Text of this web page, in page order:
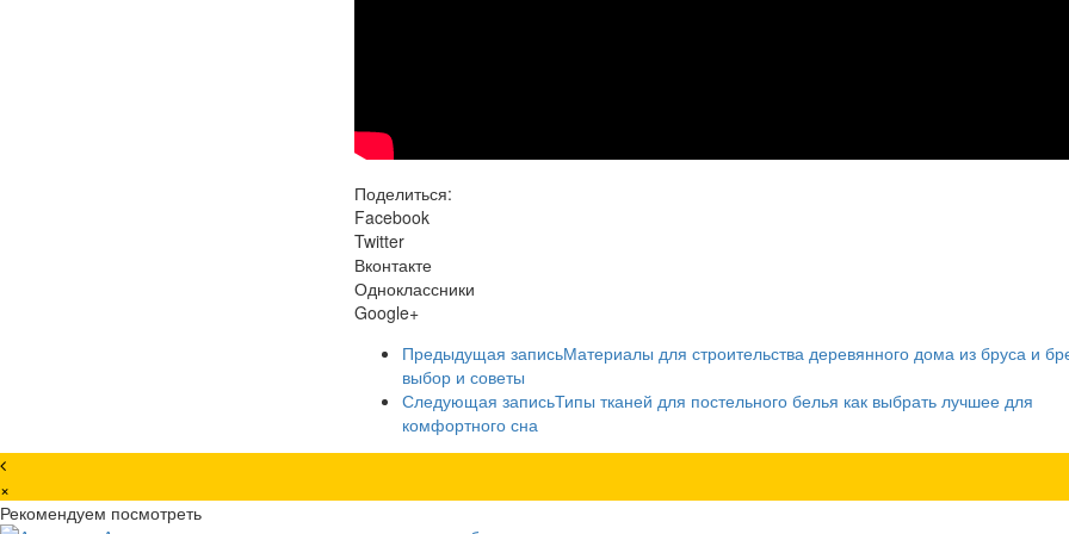
Поделиться:
Facebook
Twitter
Вконтакте
Одноклассники
Google+
Предыдущая записьМатериалы для строительства деревянного дома из бруса и
выбор и советы
Следующая записьТипы тканей для постельного белья как выбрать лучшее для
комфортного сна
×
Рекомендуем посмотреть